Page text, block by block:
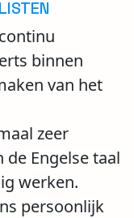
binnen
van het
zeer
Engelse taal
werken.
persoonlijk